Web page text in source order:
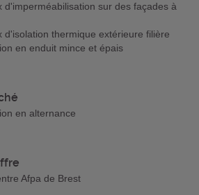
d'imperméabilisation sur des façades à
d'isolation thermique extérieure filière
en enduit mince et épais
en alternance
Afpa de Brest